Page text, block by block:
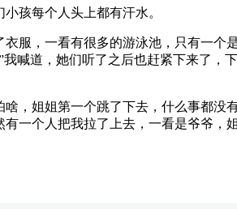
孩每个人头上都有汗水。
，一看有很多的游泳池，只有一个
喊道，她们听了之后也赶紧下来了，
姐姐第一个跳了下去，什么事都没
一个人把我拉了上去，一看是爷爷，